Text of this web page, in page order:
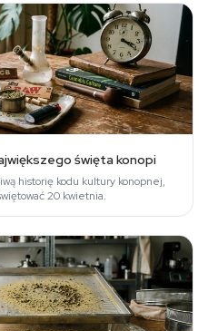
święta konopi
historię kodu kultury konopnej,
20 kwietnia.